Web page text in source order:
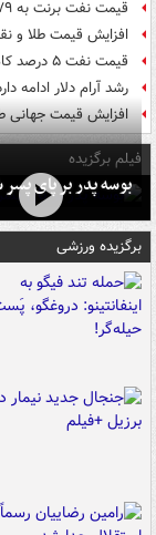
قیمت نفت برنت به ۷۹ دلار رسید
افزایش قیمت طلا و
قیمت نفت ۵ درصد کاهش یافت
رشد آرام دلار ادامه
افزایش قیمت جهانی
فیلم برگزیده
بوسه‌ پدر بر پای
برگزیده ورزشی